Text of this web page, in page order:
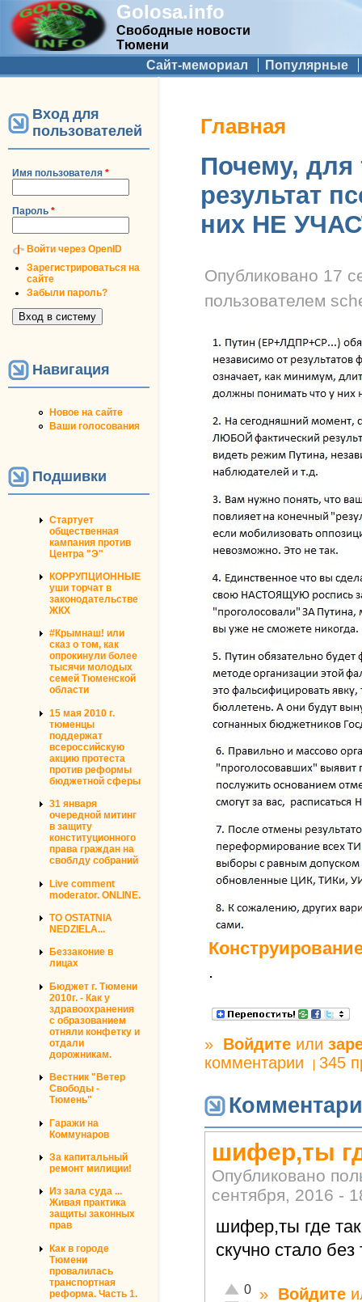
Golosa.info
Свободные новости
Тюмени
Дополнительное меню
Сайт-мемориал Популярные
Вход для
пользователей
Имя пользователя *
Пароль *
Войти через OpenID
Зарегистрироваться на
сайте
Забыли пароль?
Навигация
Новое на сайте
Ваши голосования
Подшивки
Стартует
общественная
кампания против
Центра "Э"
КОРРУПЦИОННЫЕ
уши торчат в
законодательстве
ЖКХ
#Крымнаш! или
сказ о том, как
опрокинули более
тысячи молодых
семей Тюменской
области
15 мая 2010 г.
тюменцы
поддержат
всероссийскую
акцию протеста
против реформы
бюджетной сферы
31 января
очередной митинг
в защиту
конституционного
права граждан на
своблду собраний
Live comment
moderator. ONLINE.
TO OSTATNIA
NEDZIELA...
Беззаконие в
лицах
Бюджет г. Тюмени
2010г. - Как у
здравоохранения
с образованием
отняли конфетку и
отдали
дорожникам.
Вестник "Ветер
Свободы -
Тюмень"
Гаражи на
Коммунаров
За капитальный
ремонт милиции!
Из зала суда ...
Живая практика
защиты законных
прав
Как в городе
Тюмени
провалилась
транспортная
реформа. Часть 1.
Вы здесь
Главная
Почему, для
результат
них НЕ
Опубликовано 17
пользователем
.
» Войдите или
комментарии
345
шифер,ты
Опубликовано
сентября, 2016 -
шифер,ты где
скучно стало
Отлично!
0 » Войдите